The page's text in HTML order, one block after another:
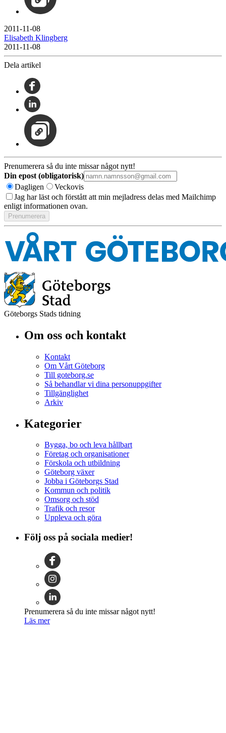
2011-11-08
Elisabeth Klingberg
2011-11-08
Dela artikel
Prenumerera så du inte missar något nytt!
Din epost (obligatorisk)
Dagligen
Veckovis
Jag har läst och förstått att min mejladress delas med Mailchimp
enligt informationen ovan.
Göteborgs Stads tidning
Om oss och kontakt
Kontakt
Om Vårt Göteborg
Till goteborg.se
Så behandlar vi dina personuppgifter
Tillgänglighet
Arkiv
Kategorier
Bygga, bo och leva hållbart
Företag och organisationer
Förskola och utbildning
Göteborg växer
Jobba i Göteborgs Stad
Kommun och politik
Omsorg och stöd
Trafik och resor
Uppleva och göra
Följ oss på sociala medier!
Prenumerera så du inte missar något nytt!
Läs mer